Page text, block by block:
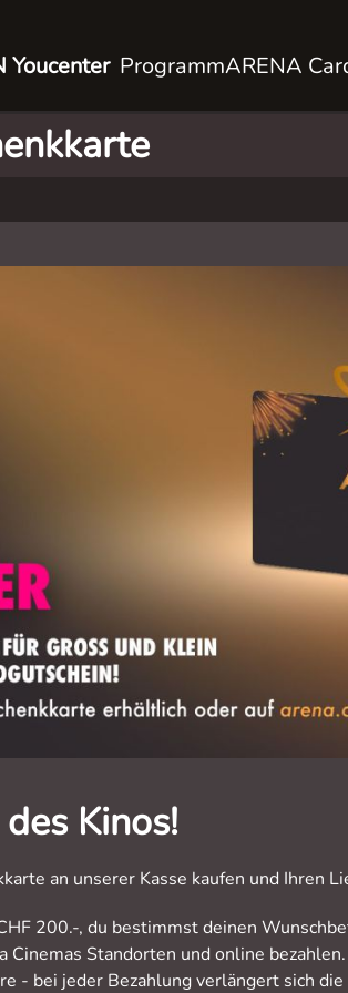
Youcenter ProgrammARENA
Kinos!
an unserer Kasse kaufen und Ihren
200.-, du bestimmst deinen
Standorten und online bezahlen.
- bei jeder Bezahlung verlängert sich